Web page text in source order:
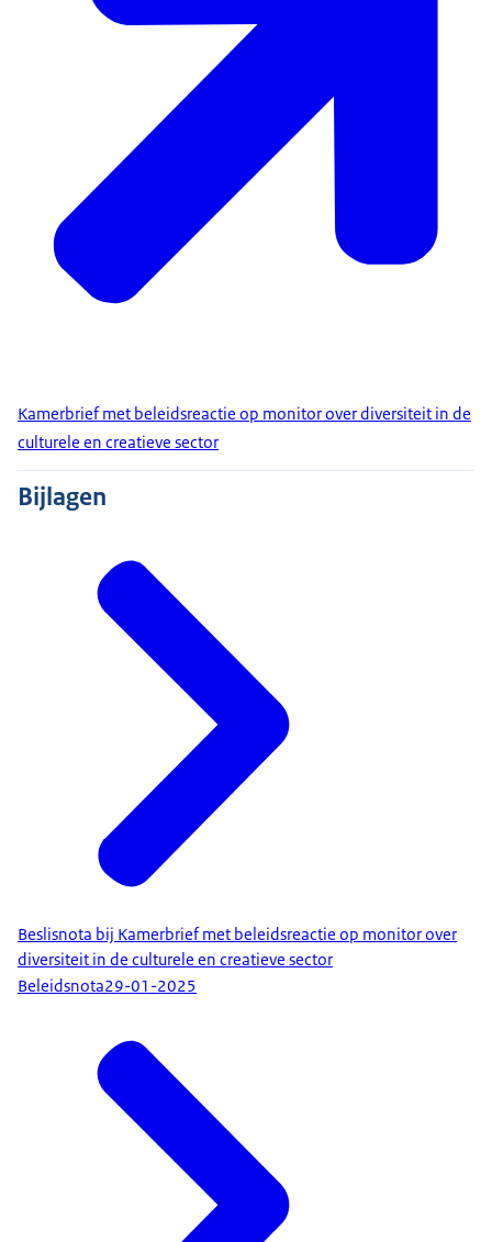
Kamerbrief met beleidsreactie op monitor over diversiteit in de
culturele en creatieve sector
Bijlagen
Beslisnota bij Kamerbrief met beleidsreactie op monitor over
diversiteit in de culturele en creatieve sector
Beleidsnota29-01-2025